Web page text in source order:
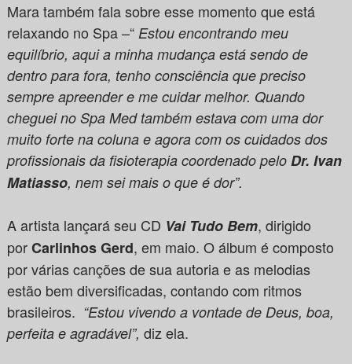
Mara também fala sobre esse momento que está
relaxando no Spa –“ Estou encontrando meu
equilíbrio, aqui a minha mudança está sendo de
dentro para fora, tenho consciência que preciso
sempre apreender e me cuidar melhor. Quando
cheguei no Spa Med também estava com uma dor
muito forte na coluna e agora com os cuidados dos
profissionais da fisioterapia coordenado pelo Dr. Ivan
Matiasso, nem sei mais o que é dor”.
A artista lançará seu CD Vai Tudo Bem, dirigido
porCarlinhos Gerd, em maio. O álbum é composto
por várias canções de sua autoria e as melodias
estão bem diversificadas, contando com ritmos
brasileiros. “Estou vivendo a vontade de Deus, boa,
perfeita e agradável”, diz ela.